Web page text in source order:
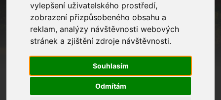
vylepšení uživatelského prostředí,
zobrazení přizpůsobeného obsahu a
reklam, analýzy návštěvnosti webových
stránek a zjištění zdroje návštěvnosti.
Souhlasím
Odmítám